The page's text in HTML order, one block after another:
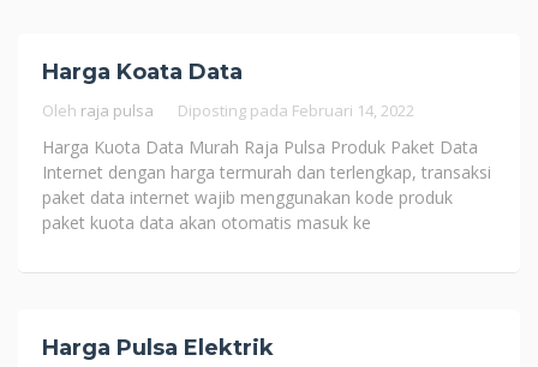
Harga Koata Data
Oleh raja pulsa Diposting pada Februari 14, 2022
Harga Kuota Data Murah Raja Pulsa Produk Paket Data
Internet dengan harga termurah dan terlengkap, transaksi
paket data internet wajib menggunakan kode produk
paket kuota data akan otomatis masuk ke
Harga Pulsa Elektrik